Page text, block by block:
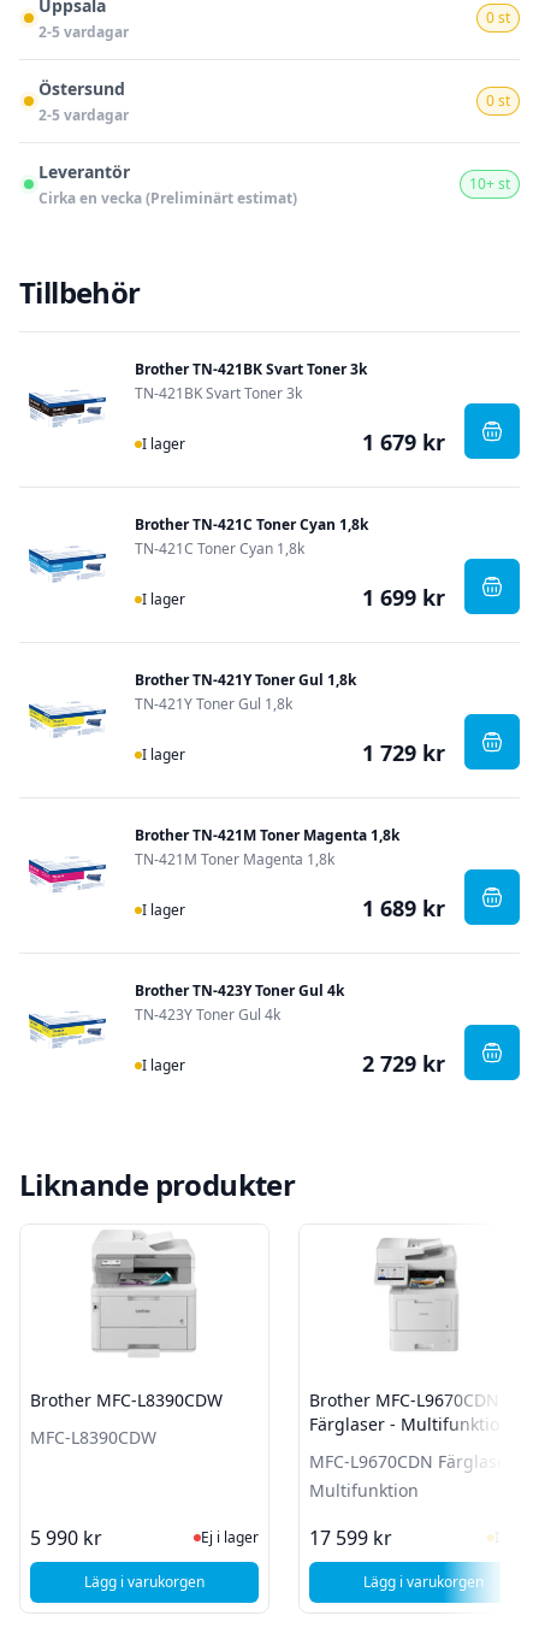
Uppsala
2-5 vardagar
0 st
Östersund
2-5 vardagar
0 st
Leverantör
Cirka en vecka (Preliminärt estimat)
10+ st
Tillbehör
Brother TN-421BK Svart Toner 3k
TN-421BK Svart Toner 3k
I Lager
I lager 1 679 kr ,
Brother TN-421C Toner Cyan 1,8k
TN-421C Toner Cyan 1,8k
I Lager
I lager 1 699 kr ,
Brother TN-421Y Toner Gul 1,8k
TN-421Y Toner Gul 1,8k
I Lager
I lager 1 729 kr ,
Brother TN-421M Toner Magenta 1,8k
TN-421M Toner Magenta 1,8k
I Lager
I lager 1 689 kr ,
Brother TN-423Y Toner Gul 4k
TN-423Y Toner Gul 4k
I Lager
I lager 2 729 kr ,
Liknande produkter
Brother MFC-L8390CDW
MFC-L8390CDW
5 990 kr Ej i lager, besök produktsidan för
Ej i lager
Lägg i varukorgen, Brother MFC-L8390CDW
Brother MFC-L9670CDN
Färglaser - Multifunktion
MFC-L9670CDN Färglaser -
Multifunktion
17 599 kr I
Lägg i varukorgen
, Brother MFC-